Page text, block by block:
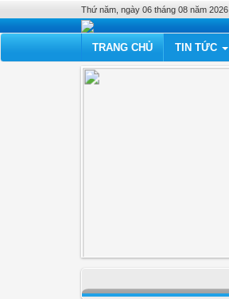
Thứ năm, ngày 06 tháng 08 năm 2026
TRANG CHỦ TIN TỨC